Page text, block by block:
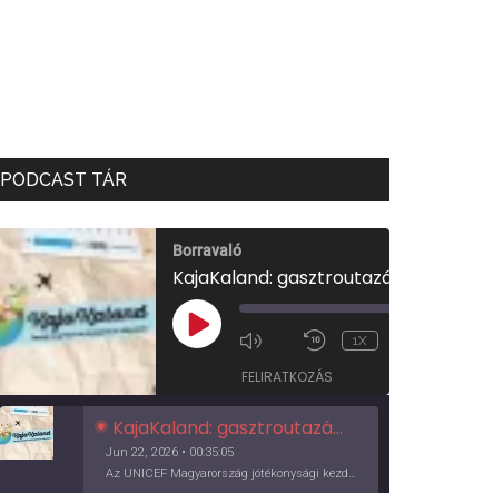
PODCAST TÁR
Borravaló
PLAY
EPISODE
1X
FELIRATKOZÁS
KajaKaland: gasztroutazás a föld körül
Jun 22, 2026 • 00:35:05
Az UNICEF Magyarország jótékonysági kezdeményezése izgalmas, egész éves világkörüli ízutazásra hív, igazi családi program és gasztroedukáció, illetve segítség a rászorulóknak is egyben.